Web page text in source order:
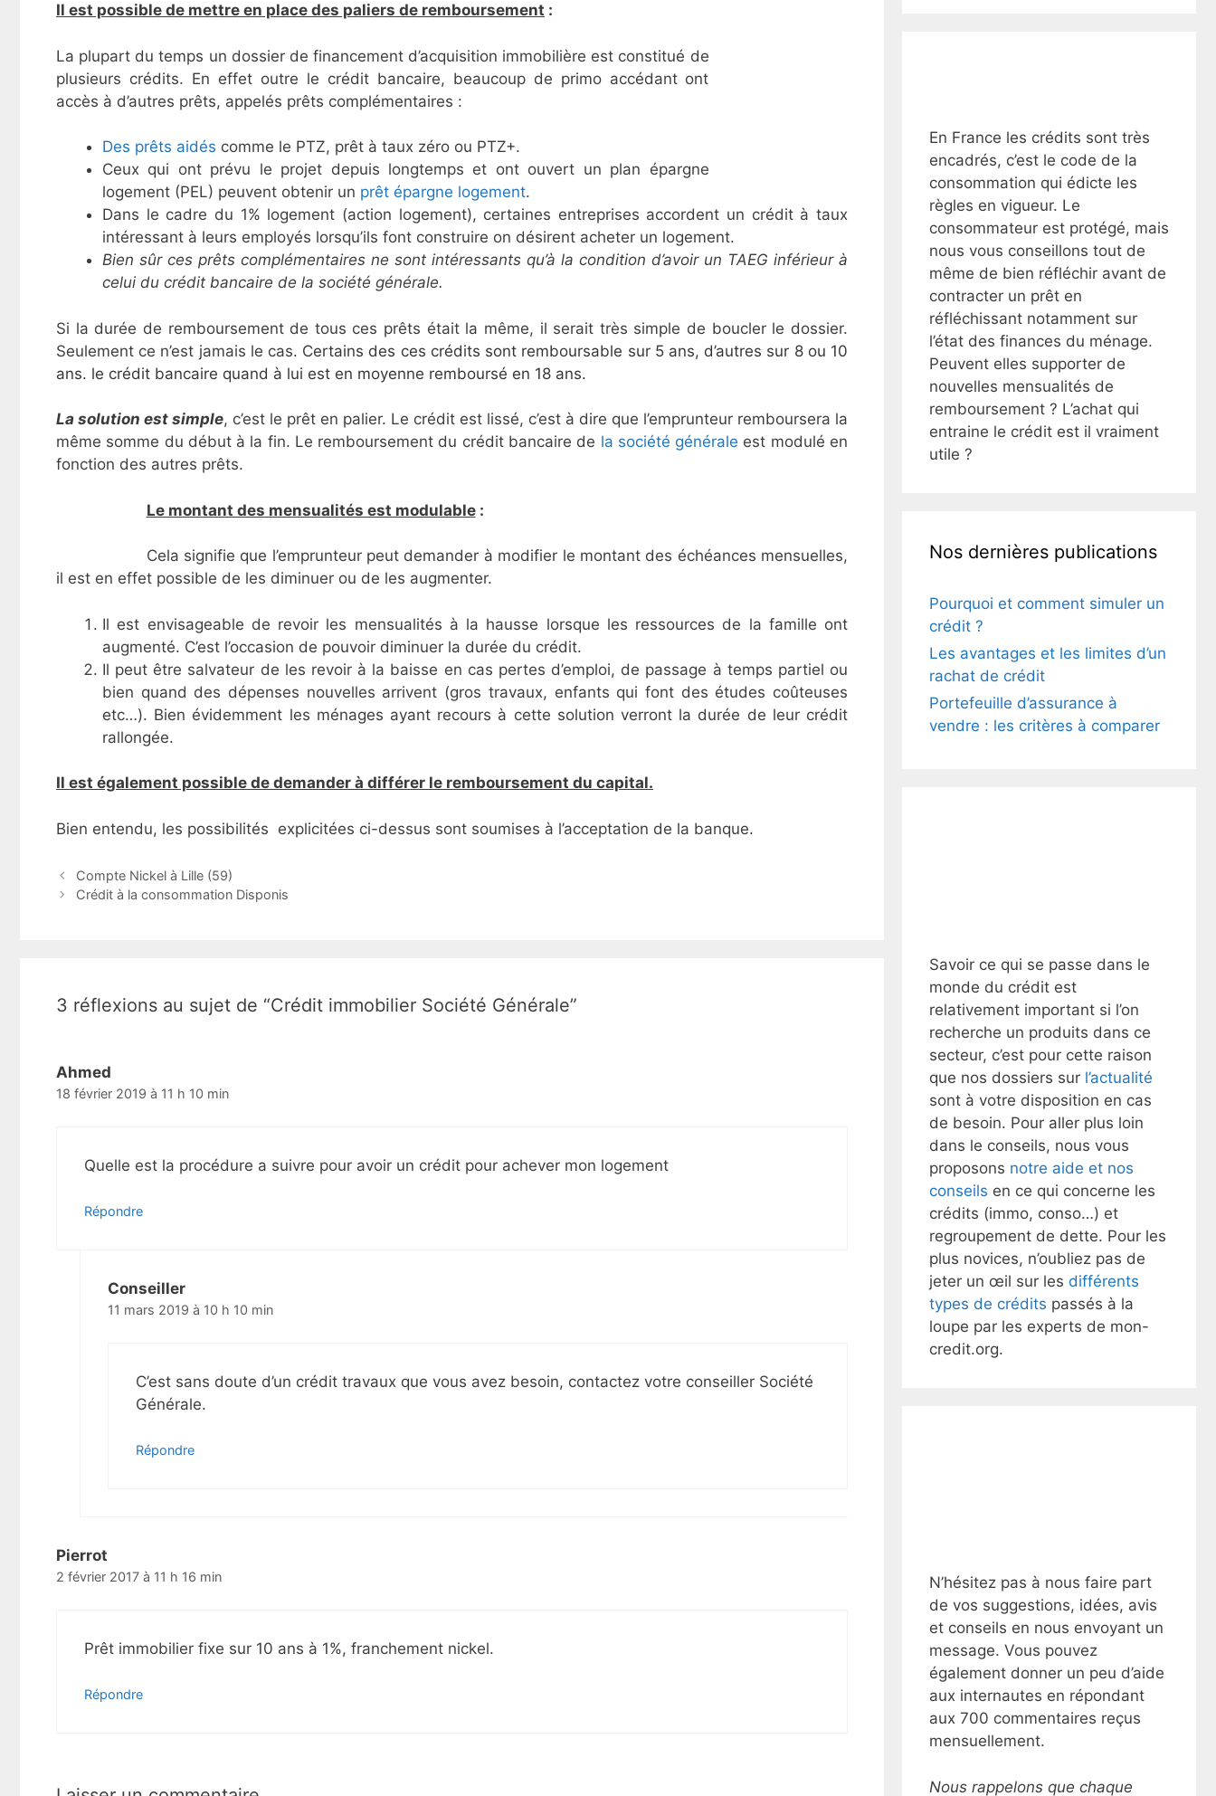
Il est possible de mettre en place des paliers de remboursement :
La plupart du temps un dossier de financement d’acquisition immobilière est constitué de
plusieurs crédits. En effet outre le crédit bancaire, beaucoup de primo accédant ont
accès à d’autres prêts, appelés prêts complémentaires :
Des prêts aidés comme le PTZ, prêt à taux zéro ou PTZ+.
Ceux qui ont prévu le projet depuis longtemps et ont ouvert un plan épargne
logement (PEL) peuvent obtenir un prêt épargne logement.
Dans le cadre du 1% logement (action logement), certaines entreprises accordent un crédit à taux
intéressant à leurs employés lorsqu’ils font construire on désirent acheter un logement.
Bien sûr ces prêts complémentaires ne sont intéressants qu’à la condition d’avoir un TAEG inférieur à
celui du crédit bancaire de la société générale.
Si la durée de remboursement de tous ces prêts était la même, il serait très simple de boucler le dossier.
Seulement ce n’est jamais le cas. Certains des ces crédits sont remboursable sur 5 ans, d’autres sur 8 ou 10
ans. le crédit bancaire quand à lui est en moyenne remboursé en 18 ans.
La solution est simple, c’est le prêt en palier. Le crédit est lissé, c’est à dire que l’emprunteur remboursera la
même somme du début à la fin. Le remboursement du crédit bancaire de la société générale est modulé en
fonction des autres prêts.
Le montant des mensualités est modulable:
Cela signifie que l’emprunteur peut demander à modifier le montant des échéances mensuelles,
il est en effet possible de les diminuer ou de les augmenter.
Il est envisageable de revoir les mensualités à la hausse lorsque les ressources de la famille ont
augmenté. C’est l’occasion de pouvoir diminuer la durée du crédit.
Il peut être salvateur de les revoir à la baisse en cas pertes d’emploi, de passage à temps partiel ou
bien quand des dépenses nouvelles arrivent (gros travaux, enfants qui font des études coûteuses
etc…). Bien évidemment les ménages ayant recours à cette solution verront la durée de leur crédit
rallongée.
Il est également possible de demander à différer le remboursement du capital.
Bien entendu, les possibilités explicitées ci-dessus sont soumises à l’acceptation de la banque.
N
a
i
d
s
Compte Nickel à Lille (59)
Crédit à la consommation Disponis
3 réflexions au sujet de “Crédit immobilier Société Générale”
Ahmed
18 février 2019 à 11 h 10 min
Quelle est la procédure a suivre pour avoir un crédit pour achever mon logement
Répondre
Conseiller
11 mars 2019 à 10 h 10 min
C’est sans doute d’un crédit travaux que vous avez besoin, contactez votre conseiller Société
Générale.
Répondre
Pierrot
2 février 2017 à 11 h 16 min
Prêt immobilier fixe sur 10 ans à 1%, franchement nickel.
Répondre
En France les crédits sont très
encadrés, c’est le code de la
consommation qui édicte les
règles en vigueur. Le
consommateur est protégé, mais
nous vous conseillons tout de
même de bien réfléchir avant de
contracter un prêt en
réfléchissant notamment sur
l’état des finances du ménage.
Peuvent elles supporter de
nouvelles mensualités de
remboursement ? L’achat qui
entraine le crédit est il vraiment
utile ?
Nos dernières publications
Pourquoi et comment simuler un
crédit ?
Les avantages et les limites d’un
rachat de crédit
Portefeuille d’assurance à
vendre : les critères à comparer
Savoir ce qui se passe dans le
monde du crédit est
relativement important si l’on
recherche un produits dans ce
secteur, c’est pour cette raison
que nos dossiers sur l’actualité
sont à votre disposition en cas
de besoin. Pour aller plus loin
dans le conseils, nous vous
proposons notre aide et nos
conseils en ce qui concerne les
crédits (immo, conso…) et
regroupement de dette. Pour les
plus novices, n’oubliez pas de
jeter un œil sur les différents
types de crédits passés à la
loupe par les experts de mon-
credit.org.
N’hésitez pas à nous faire part
de vos suggestions, idées, avis
et conseils en nous envoyant un
message. Vous pouvez
également donner un peu d’aide
aux internautes en répondant
aux 700 commentaires reçus
mensuellement.
Nous rappelons que chaque